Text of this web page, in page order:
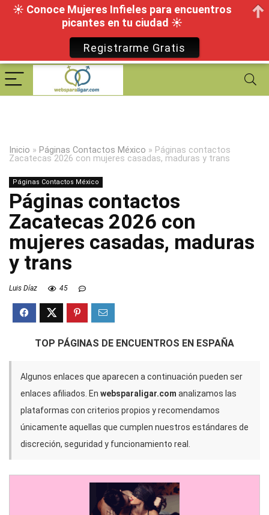
Inicio » Páginas Contactos México » Páginas contactos
Zacatecas 2026 con mujeres casadas, maduras y trans
Páginas Contactos México
Páginas contactos
Zacatecas 2026 con
mujeres casadas, maduras
y trans
Luis Díaz 45
TOP PÁGINAS DE ENCUENTROS EN ESPAÑA
Algunos enlaces que aparecen a continuación pueden ser
enlaces afiliados. En websparaligar.com analizamos las
plataformas con criterios propios y recomendamos
únicamente aquellas que cumplen nuestros estándares de
discreción, seguridad y funcionamiento real.
☀ Conoce Mujeres Infieles para encuentros
picantes en tu ciudad ☀
Registrarme Gratis